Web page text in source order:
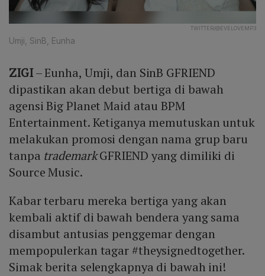
TWITTER/@EVELOVEMP3
Umji, SinB, Eunha
ZIGI– Eunha, Umji, dan SinB GFRIEND
dipastikan akan debut bertiga di bawah
agensi Big Planet Maid atau BPM
Entertainment. Ketiganya memutuskan untuk
melakukan promosi dengan nama grup baru
tanpa trademarkGFRIEND yang dimiliki di
Source Music.
Kabar terbaru mereka bertiga yang akan
kembali aktif di bawah bendera yang sama
disambut antusias penggemar dengan
mempopulerkan tagar #theysignedtogether.
Simak berita selengkapnya di bawah ini!